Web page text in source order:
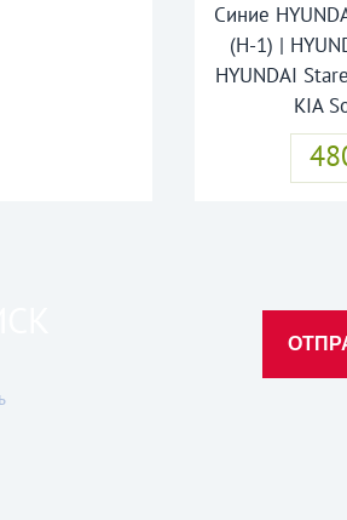
Синие
(H-1) |
HYUNDAI
KIA